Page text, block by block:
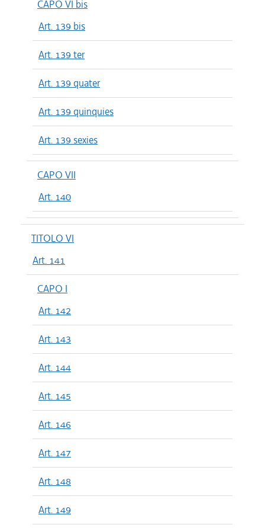
CAPO VI bis
Art. 139 bis
Art. 139 ter
Art. 139 quater
Art. 139 quinquies
Art. 139 sexies
CAPO VII
Art. 140
TITOLO VI
Art. 141
CAPO I
Art. 142
Art. 143
Art. 144
Art. 145
Art. 146
Art. 147
Art. 148
Art. 149